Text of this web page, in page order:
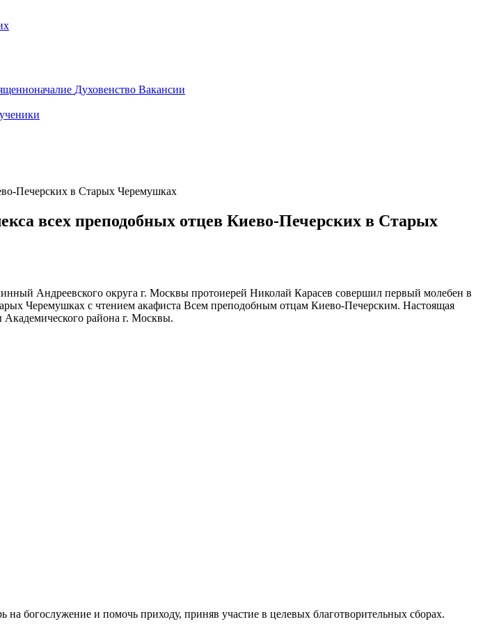
Духовенство Вакансии
Печерских в Старых Черемушках
всех преподобных отцев Киево-Печерских в Старых
Андреевского округа г. Москвы протоиерей Николай Карасев совершил первый молебен в
Черемушках с чтением акафиста Всем преподобным отцам Киево-Печерским. Настоящая
района г. Москвы.
богослужение и помочь приходу, приняв участие в целевых благотворительных сборах.